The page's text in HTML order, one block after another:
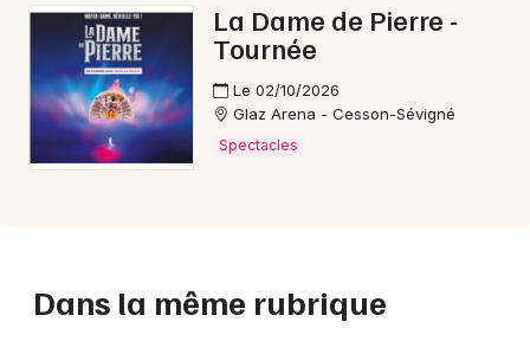
La Dame de Pierre -
Tournée
Le 02/10/2026
Glaz Arena - Cesson-Sévigné
Spectacles
Dans la même rubrique